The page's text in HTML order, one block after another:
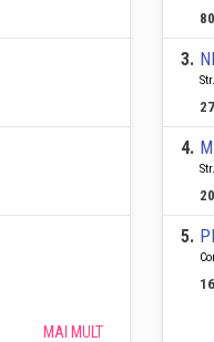
MAI MULT
80
3.
27
4.
20
5.
16